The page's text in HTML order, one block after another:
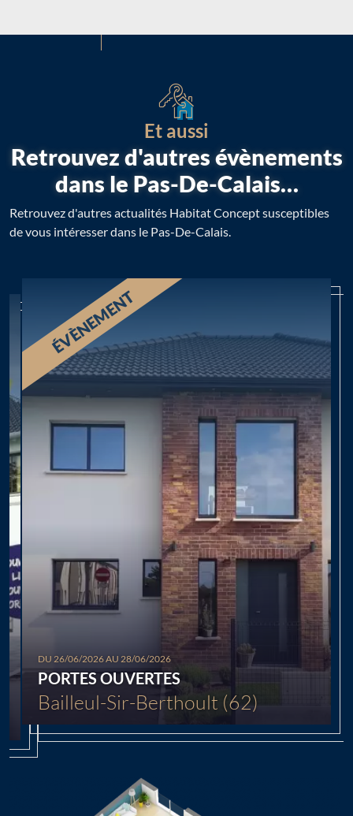
Et aussi
Retrouvez d'autres évènements
dans le Pas-De-Calais…
Retrouvez d'autres actualités Habitat Concept susceptibles
de vous intéresser dans le Pas-De-Calais.
Chargement...
ÉVÈNEMENT
DU 26/06/2026 AU 28/06/2026
PORTES OUVERTES
Bailleul-Sir-Berthoult (62)